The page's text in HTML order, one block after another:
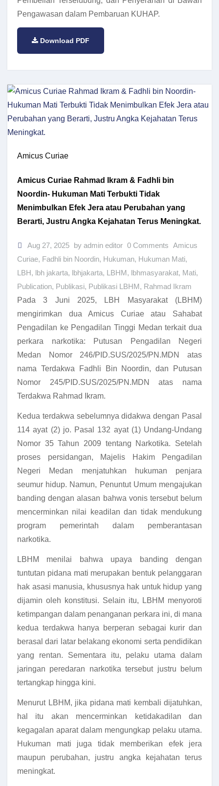
Pengawasan dalam Pembaruan KUHAP.
Download PDF
Amicus Curiae
Amicus Curiae Rahmad Ikram & Fadhli bin
Noordin- Hukuman Mati Terbukti Tidak
Menimbulkan Efek Jera atau Perubahan yang
Berarti, Justru Angka Kejahatan Terus Meningkat.
Aug 27, 2025 by admin editor 0 Comments Amicus
Curiae, Fadhli bin Noordin, Hukuman, Hukuman Mati,
LBH, lbh jakarta, lbhjakarta, LBHM, lbhmasyarakat, Mati,
Publication, Publikasi, Publikasi LBHM, Rahmad Ikram
Pada 3 Juni 2025, LBH Masyarakat (LBHM)
mengirimkan dua Amicus Curiae atau Sahabat
Pengadilan ke Pengadilan Tinggi Medan terkait dua
perkara narkotika: Putusan Pengadilan Negeri
Medan Nomor 246/PID.SUS/2025/PN.MDN atas
nama Terdakwa Fadhli Bin Noordin, dan Putusan
Nomor 245/PID.SUS/2025/PN.MDN atas nama
Terdakwa Rahmad Ikram.
Kedua terdakwa sebelumnya didakwa dengan Pasal
114 ayat (2) jo. Pasal 132 ayat (1) Undang-Undang
Nomor 35 Tahun 2009 tentang Narkotika. Setelah
proses persidangan, Majelis Hakim Pengadilan
Negeri Medan menjatuhkan hukuman penjara
seumur hidup. Namun, Penuntut Umum mengajukan
banding dengan alasan bahwa vonis tersebut belum
mencerminkan nilai keadilan dan tidak mendukung
program pemerintah dalam pemberantasan
narkotika.
LBHM menilai bahwa upaya banding dengan
tuntutan pidana mati merupakan bentuk pelanggaran
hak asasi manusia, khususnya hak untuk hidup yang
dijamin oleh konstitusi. Selain itu, LBHM menyoroti
ketimpangan dalam penanganan perkara ini, di mana
kedua terdakwa hanya berperan sebagai kurir dan
berasal dari latar belakang ekonomi serta pendidikan
yang rentan. Sementara itu, pelaku utama dalam
jaringan peredaran narkotika tersebut justru belum
tertangkap hingga kini.
Menurut LBHM, jika pidana mati kembali dijatuhkan,
hal itu akan mencerminkan ketidakadilan dan
kegagalan aparat dalam mengungkap pelaku utama.
Hukuman mati juga tidak memberikan efek jera
maupun perubahan, justru angka kejahatan terus
meningkat.